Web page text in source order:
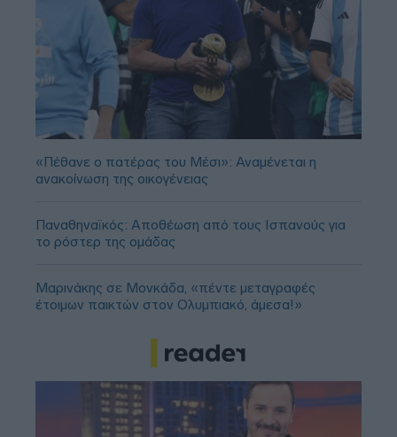
«Πέθανε ο πατέρας του Μέσι»: Αναμένεται η
ανακοίνωση της οικογένειας
Παναθηναϊκός: Αποθέωση από τους Ισπανούς για
το ρόστερ της ομάδας
Μαρινάκης σε Μονκάδα, «πέντε μεταγραφές
έτοιμων παικτών στον Ολυμπιακό, άμεσα!»